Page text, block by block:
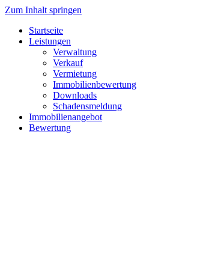
Zum Inhalt springen
Startseite
Leistungen
Verwaltung
Verkauf
Vermietung
Immobilienbewertung
Downloads
Schadensmeldung
Immobilienangebot
Bewertung